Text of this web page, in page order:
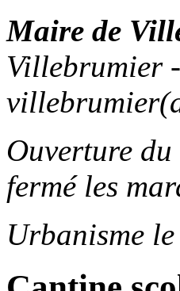
Maire de
Villebrumier
Ouverture
fermé les
Urbanisme